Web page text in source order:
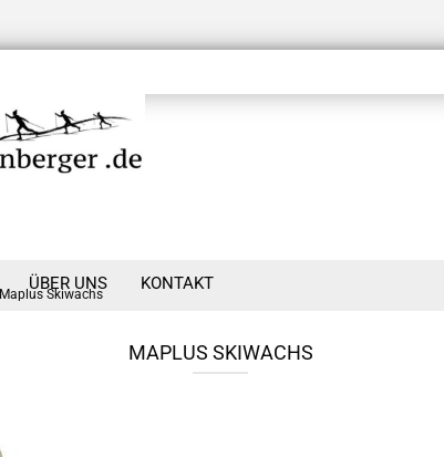
ÜBER UNS KONTAKT
Maplus Skiwachs
MAPLUS SKIWACHS